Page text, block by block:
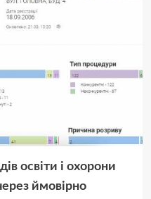
освіти і охорони
ймовірно